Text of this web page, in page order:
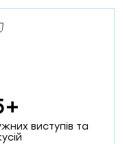
виступів та